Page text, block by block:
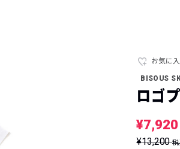
特定商取引に関する法律
お気に
BISOUS
ロゴ
¥13,200